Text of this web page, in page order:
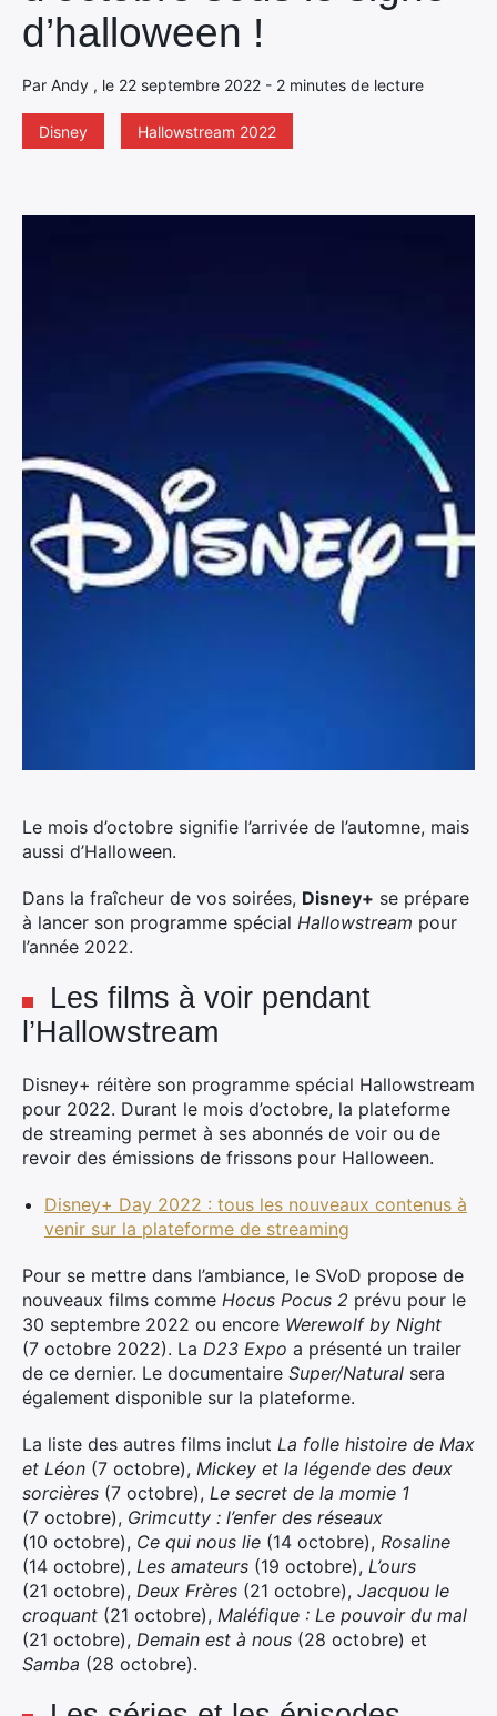
d’halloween !
Par Andy , le 22 septembre 2022 - 2 minutes de lecture
Disney Hallowstream 2022
Le mois d’octobre signifie l’arrivée de l’automne, mais
aussi d’Halloween.
Dans la fraîcheur de vos soirées, Disney+ se prépare
à lancer son programme spécial Hallowstream pour
l’année 2022.
Les films à voir pendant
l’Hallowstream
Disney+ réitère son programme spécial Hallowstream
pour 2022. Durant le mois d’octobre, la plateforme
de streaming permet à ses abonnés de voir ou de
revoir des émissions de frissons pour Halloween.
Disney+ Day 2022 : tous les nouveaux contenus à
venir sur la plateforme de streaming
Pour se mettre dans l’ambiance, le SVoD propose de
nouveaux films comme Hocus Pocus 2 prévu pour le
30 septembre 2022 ou encore Werewolf by Night
(7 octobre 2022). La D23 Expo a présenté un trailer
de ce dernier. Le documentaire Super/Natural sera
également disponible sur la plateforme.
La liste des autres films inclut La folle histoire de Max
et Léon (7 octobre), Mickey et la légende des deux
sorcières (7 octobre), Le secret de la momie 1
(7 octobre), Grimcutty : l’enfer des réseaux
(10 octobre), Ce qui nous lie (14 octobre), Rosaline
(14 octobre), Les amateurs (19 octobre), L’ours
(21 octobre), Deux Frères (21 octobre), Jacquou le
croquant (21 octobre), Maléfique : Le pouvoir du mal
(21 octobre), Demain est à nous (28 octobre) et
Samba (28 octobre).